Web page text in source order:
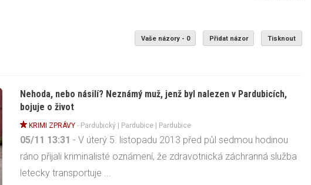
Vaše názory - 0 Přidat názor Tisknout
Nehoda, nebo násilí? Neznámý muž, jenž byl nalezen v Pardubicích,
bojuje o život
KRIMI ZPRÁVY - Pardubický Pardubice | Pardubice
05/11 13:31 - V úterý 5. listopadu 2013 před půl sedmou hodinou
ráno přijali kriminalisté oznámení, že zdravotnická záchranná služba
letecky transportuje ...